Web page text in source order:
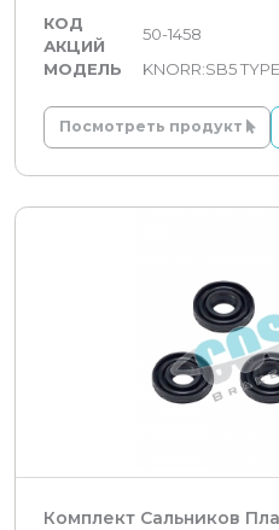
КОД
АКЦИЙ
50-1458
МОДЕЛЬ
KNORR:SB5 TYPE
Посмотреть продукт
Комплект Сальников